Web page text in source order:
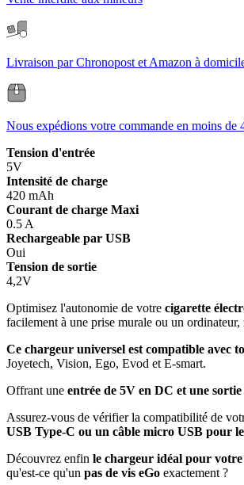
Livraison par Chronopost et Amazon à
Nous expédions votre commande en moins de
Tension d'entrée
5V
Intensité de charge
420 mAh
Courant de charge Maxi
0.5 A
Rechargeable par USB
Oui
Tension de sortie
4,2V
Optimisez l'autonomie de votre cigarette
facilement à une prise murale ou un
Ce chargeur universel est compatible avec
Joyetech, Vision, Ego, Evod et E-smart.
Offrant une entrée de 5V en DC et une
Assurez-vous de vérifier la compatibilité de
USB Type-C ou un câble micro USB pour
Découvrez enfin le chargeur idéal pour
qu'est-ce qu'un pas de vis eGo exactement ?